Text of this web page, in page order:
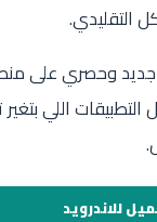
التقليدي.
وحصري على
اللي
للاندرويد